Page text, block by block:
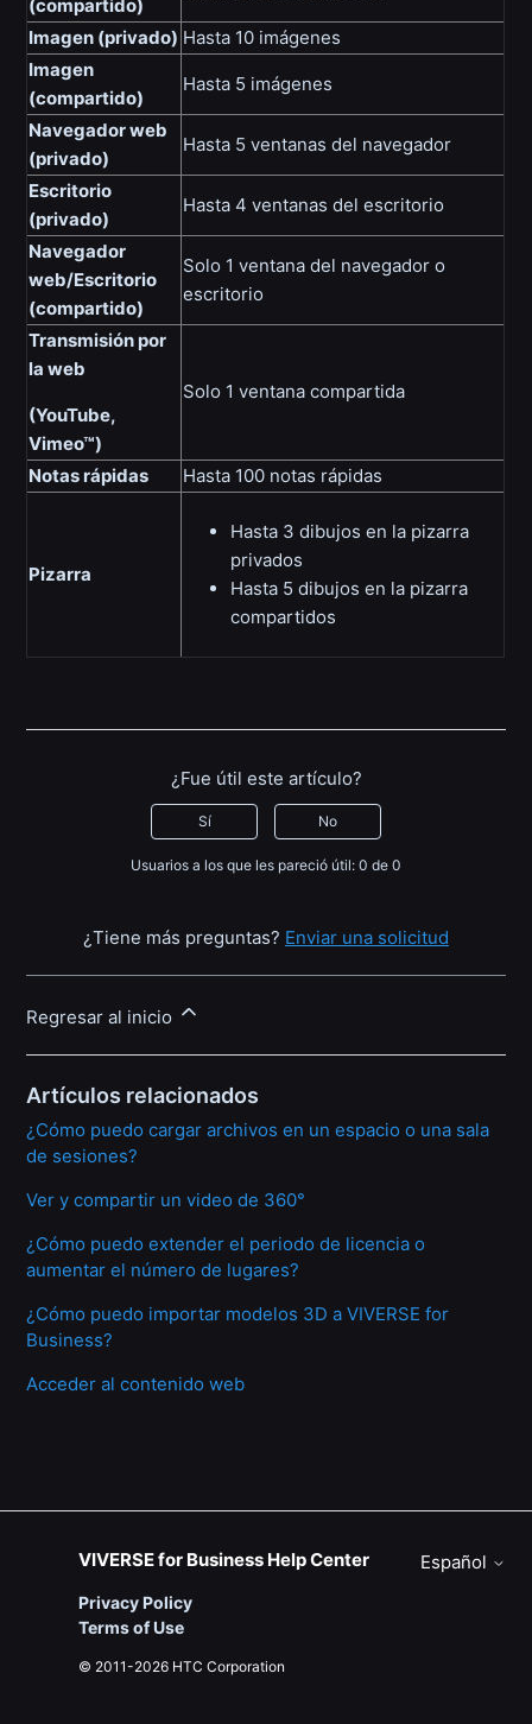
(compartido)
Imagen (privado) Hasta 10 imágenes
Imagen
(compartido)
Hasta 5 imágenes
Navegador web
(privado)
Hasta 5 ventanas del navegador
Escritorio
(privado)
Hasta 4 ventanas del escritorio
Navegador
web/Escritorio
(compartido)
Solo 1 ventana del navegador o
escritorio
Transmisión por
la web
(YouTube,
Vimeo™)
Solo 1 ventana compartida
Notas rápidas Hasta 100 notas rápidas
Pizarra
Hasta 3 dibujos en la pizarra
privados
Hasta 5 dibujos en la pizarra
compartidos
¿Fue útil este artículo?
Sí No
Usuarios a los que les pareció útil: 0 de 0
¿Tiene más preguntas? Enviar una solicitud
Regresar al inicio
Artículos relacionados
¿Cómo puedo cargar archivos en un espacio o una sala
de sesiones?
Ver y compartir un video de 360°
¿Cómo puedo extender el periodo de licencia o
aumentar el número de lugares?
¿Cómo puedo importar modelos 3D a VIVERSE for
Business?
Acceder al contenido web
VIVERSE for Business Help Center
Privacy Policy
Terms of Use
© 2011-2026 HTC Corporation
Español